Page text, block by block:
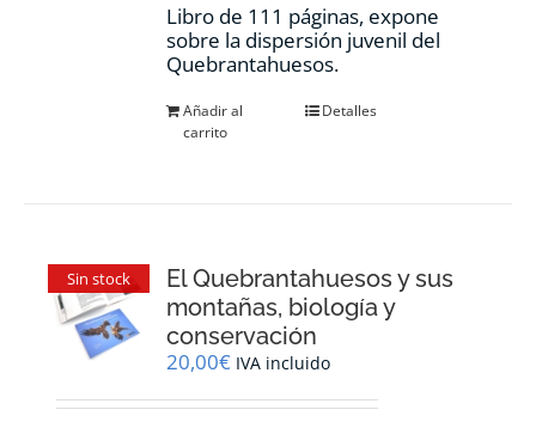
Libro de 111 páginas, expone
sobre la dispersión juvenil del
Quebrantahuesos.
Añadir al
carrito
Detalles
Sin stock
El Quebrantahuesos y sus
montañas, biología y
conservación
20,00€ IVA incluido